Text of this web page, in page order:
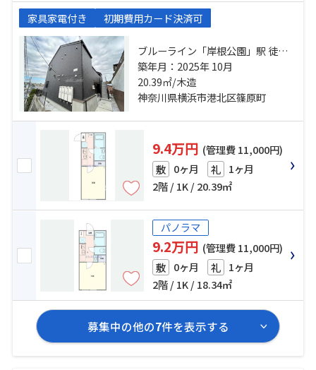
家具家電付き 初期費用カード決済可
ブルーライン「岸根公園」駅 徒歩4
分 横浜線「新横浜」駅 徒歩18分 東
急東横線「白楽」駅 徒歩19分
築年月：2025年 10月
20.39㎡/木造
神奈川県横浜市港北区篠原町
9.4万円 (管理費 11,000円)
敷 0ヶ月 礼 1ヶ月
2階 / 1K / 20.39㎡
パノラマ
9.2万円 (管理費 11,000円)
敷 0ヶ月 礼 1ヶ月
2階 / 1K / 18.34㎡
募集中の他の7件を表示する